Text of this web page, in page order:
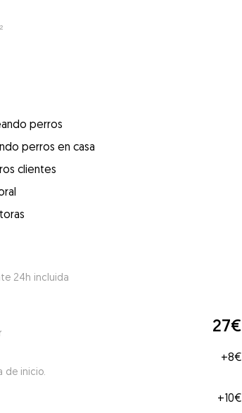
perros
perros en casa
clientes
24h incluida
27€
de inicio.
+8€
+10€